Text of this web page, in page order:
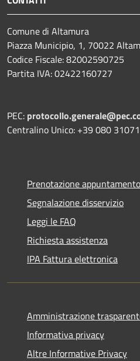
Comune di Altamura
Piazza Municipio, 1, 70022
Codice Fiscale: 82002590725
Partita IVA: 02422160727
PEC:
Centralino Unico: +39 080
Prenotazione appuntamento
Segnalazione disservizio
Leggi le FAQ
Richiesta assistenza
IPA Fattura elettronica
Amministrazione
Informativa privacy
Altre Informative Privacy